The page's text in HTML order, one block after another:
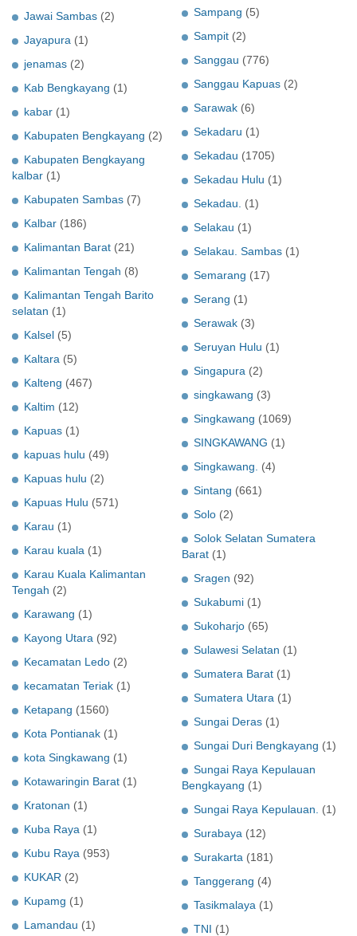
Jawai Sambas (2)
Jayapura (1)
jenamas (2)
Kab Bengkayang (1)
kabar (1)
Kabupaten Bengkayang (2)
Kabupaten Bengkayang
kalbar (1)
Kabupaten Sambas (7)
Kalbar (186)
Kalimantan Barat (21)
Kalimantan Tengah (8)
Kalimantan Tengah Barito
selatan (1)
Kalsel (5)
Kaltara (5)
Kalteng (467)
Kaltim (12)
Kapuas (1)
kapuas hulu (49)
Kapuas hulu (2)
Kapuas Hulu (571)
Karau (1)
Karau kuala (1)
Karau Kuala Kalimantan
Tengah (2)
Karawang (1)
Kayong Utara (92)
Kecamatan Ledo (2)
kecamatan Teriak (1)
Ketapang (1560)
Kota Pontianak (1)
kota Singkawang (1)
Kotawaringin Barat (1)
Kratonan (1)
Kuba Raya (1)
Kubu Raya (953)
KUKAR (2)
Kupamg (1)
Lamandau (1)
Sampang (5)
Sampit (2)
Sanggau (776)
Sanggau Kapuas (2)
Sarawak (6)
Sekadaru (1)
Sekadau (1705)
Sekadau Hulu (1)
Sekadau. (1)
Selakau (1)
Selakau. Sambas (1)
Semarang (17)
Serang (1)
Serawak (3)
Seruyan Hulu (1)
Singapura (2)
singkawang (3)
Singkawang (1069)
SINGKAWANG (1)
Singkawang. (4)
Sintang (661)
Solo (2)
Solok Selatan Sumatera
Barat (1)
Sragen (92)
Sukabumi (1)
Sukoharjo (65)
Sulawesi Selatan (1)
Sumatera Barat (1)
Sumatera Utara (1)
Sungai Deras (1)
Sungai Duri Bengkayang (1)
Sungai Raya Kepulauan
Bengkayang (1)
Sungai Raya Kepulauan. (1)
Surabaya (12)
Surakarta (181)
Tanggerang (4)
Tasikmalaya (1)
TNI (1)